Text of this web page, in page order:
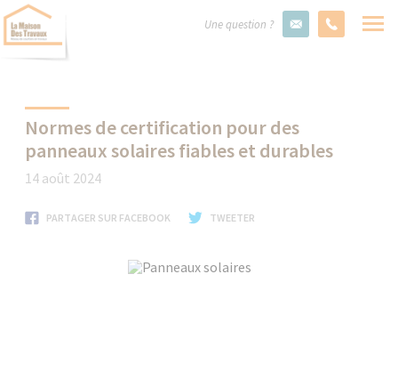
Une question ?
Normes de certification pour des
panneaux solaires fiables et durables
14 août 2024
PARTAGER SUR FACEBOOK TWEETER